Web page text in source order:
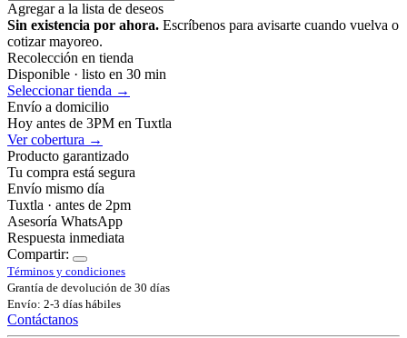
Agregar a la lista de deseos
Sin existencia por ahora. Escríbenos para avisarte cuando vuelva o
cotizar mayoreo.
Recolección en tienda
Disponible · listo en 30 min
Seleccionar tienda →
Envío a domicilio
Hoy antes de 3PM en Tuxtla
Ver cobertura →
Producto garantizado
Tu compra está segura
Envío mismo día
Tuxtla · antes de 2pm
Asesoría WhatsApp
Respuesta inmediata
Compartir:
Términos y condiciones
Grantía de devolución de 30 días
Envío: 2-3 días hábiles
Contáctanos